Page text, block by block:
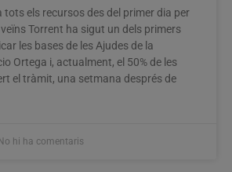
tots els recursos des del primer dia per
veïns Torrent ha sigut un dels primers
les bases de les Ajudes de la
Ortega i, actualment, el 50% de les
el tràmit, una setmana després de
hi ha comentaris